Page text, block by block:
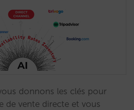
donnons les clés pour
de vente directe et vous